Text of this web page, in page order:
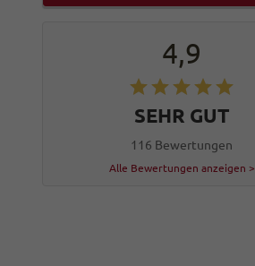
4,9
SEHR GUT
116 Bewertungen
Alle Bewertungen anzeigen >